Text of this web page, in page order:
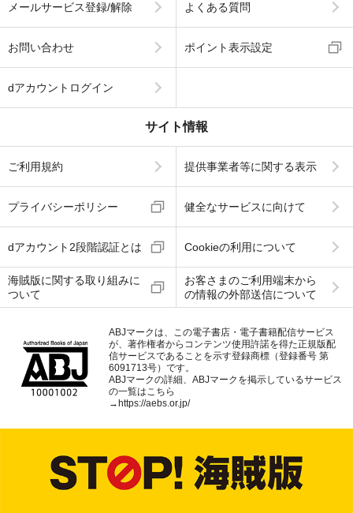
メールサービス登録/解除 よくある質問
お問い合わせ ポイント表示設定
dアカウントログイン
サイト情報
ご利用規約 提供事業者等に関する表示
プライバシーポリシー 健全なサービスに向けて
dアカウント2段階認証とは Cookieの利用について
海賊版に関する取り組みに
ついて
お客さまのご利用端末から
の情報の外部送信について
ABJマークは、この電子書店・電子書籍配信サービス
が、著作権者からコンテンツ使用許諾を得た正規版配
信サービスであることを示す登録商標（登録番号 第
6091713号）です。
ABJマークの詳細、ABJマークを掲示しているサービス
の一覧はこちら
→ https://aebs.or.jp/